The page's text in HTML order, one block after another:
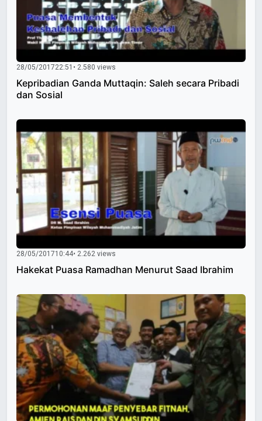
28/05/201722:51 • 2.580 views
Kepribadian Ganda Muttaqin: Saleh secara Pribadi
dan Sosial
28/05/201710:44• 2.262 views
Hakekat Puasa Ramadhan Menurut Saad Ibrahim